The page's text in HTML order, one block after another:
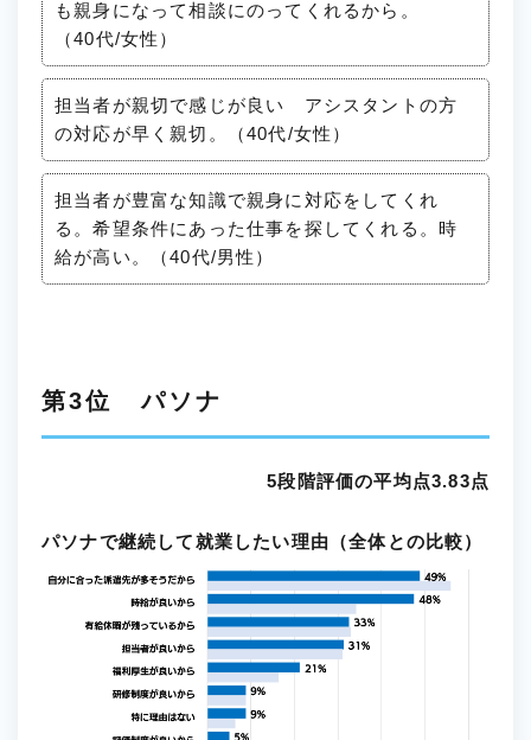
も親身になって相談にのってくれるから。
（40代/女性）
担当者が親切で感じが良い アシスタントの方
の対応が早く親切。（40代/女性）
担当者が豊富な知識で親身に対応をしてくれ
る。希望条件にあった仕事を探してくれる。時
給が高い。（40代/男性）
第3位 パソナ
5段階評価の平均点3.83点
パソナで継続して就業したい理由（全体との比較）